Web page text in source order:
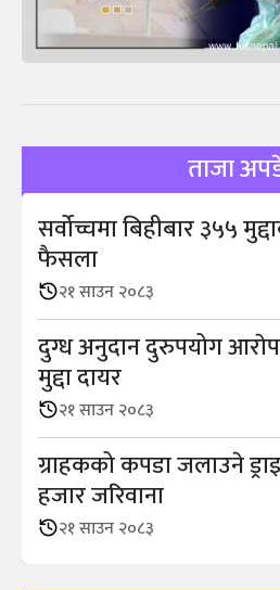
ताजा
सर्वोच्चमा बिहीबार ३५५
फैसला
२१ साउन २०८३
दुग्ध अनुदान दुरुपयोग
मुद्दा दायर
२१ साउन २०८३
ग्राहकको कपडा जलाउने
हजार जरिवाना
२१ साउन २०८३